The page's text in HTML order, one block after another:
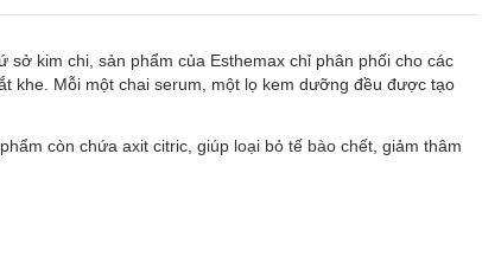
kim chi, sản phẩm của Esthemax chỉ phân phối cho các
khe. Mỗi một chai serum, một lọ kem dưỡng đều được tạo
còn chứa axit citric, giúp loại bỏ tế bào chết , giảm thâm